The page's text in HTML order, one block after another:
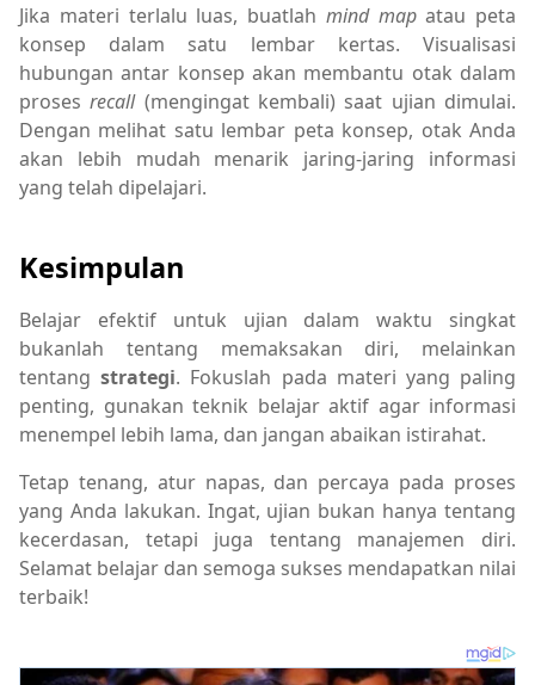
Jika materi terlalu luas, buatlah mind mapatau peta
konsep dalam satu lembar kertas. Visualisasi
hubungan antar konsep akan membantu otak dalam
prosesrecall(mengingat kembali) saat ujian dimulai.
Dengan melihat satu lembar peta konsep, otak Anda
akan lebih mudah menarik jaring-jaring informasi
yang telah dipelajari.
Kesimpulan
Belajar efektif untuk ujian dalam waktu singkat
bukanlah tentang memaksakan diri, melainkan
tentangstrategi. Fokuslah pada materi yang paling
penting, gunakan teknik belajar aktif agar informasi
menempel lebih lama, dan jangan abaikan istirahat.
Tetap tenang, atur napas, dan percaya pada proses
yang Anda lakukan. Ingat, ujian bukan hanya tentang
kecerdasan, tetapi juga tentang manajemen diri.
Selamat belajar dan semoga sukses mendapatkan nilai
terbaik!